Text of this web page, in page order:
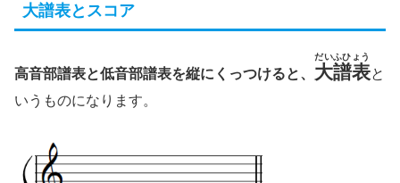
大譜表とスコア
高音部譜表と低音部譜表を縦にくっつけると、 大譜表
だいふひょう
と
いうものになります。